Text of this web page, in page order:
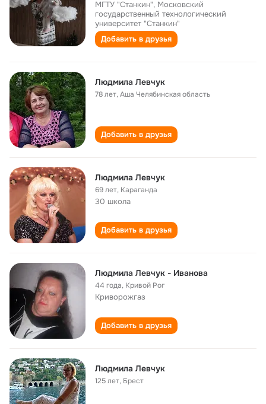
МГТУ "Станкин", Московский
государственный технологический
университет "Станкин"
Добавить в друзья
Людмила Левчук
78 лет,Аша Челябинская область
Добавить в друзья
Людмила Левчук
69 лет, Караганда
30 школа
Добавить в друзья
Людмила Левчук - Иванова
44 года, Кривой Рог
Криворожгаз
Добавить в друзья
Людмила Левчук
125 лет, Брест